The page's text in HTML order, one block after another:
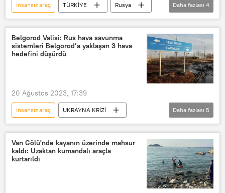
insansız araç TÜRKİYE
Rusya
belgorod
İnsansız Hava Aracı (İHA)
insansız hava aracı
Daha fazlası 4
Belgorod Valisi: Rus hava savunma
sistemleri Belgorod’a yaklaşan 3 hava
hedefini düşürdü
20 Ağustos 2023, 17:39
insansız araç
UKRAYNA KRİZİ
belgorod
Ukrayna krizi
Ukrayna
hava savunma
Hava savunma sistemi
Daha fazlası 5
Van Gölü'nde kayanın üzerinde mahsur
kaldı: Uzaktan kumandalı araçla
kurtarıldı